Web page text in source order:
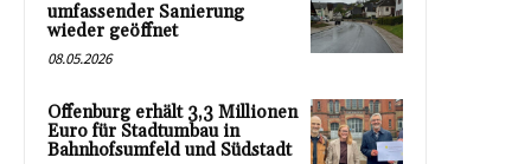
umfassender Sanierung
wieder geöffnet
08.05.2026
Offenburg erhält 3,3 Millionen
Euro für Stadtumbau in
Bahnhofsumfeld und Südstadt